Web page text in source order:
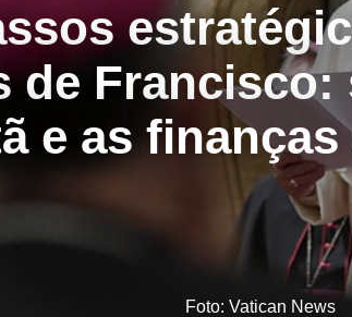
de Francisco:
e as
Foto: Vatican News